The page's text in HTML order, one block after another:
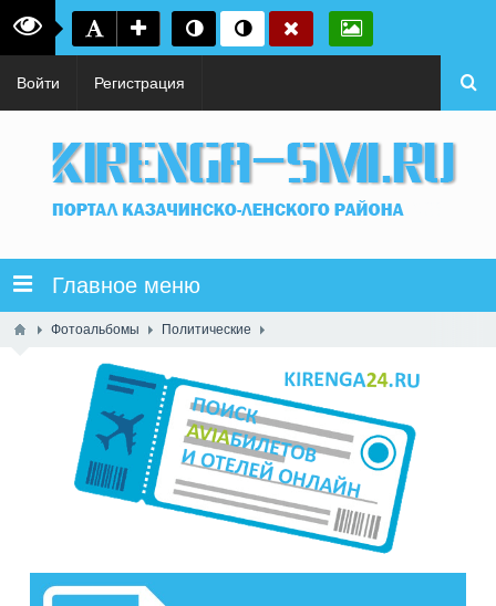
Войти Регистрация
Главное меню
Фотоальбомы Политические